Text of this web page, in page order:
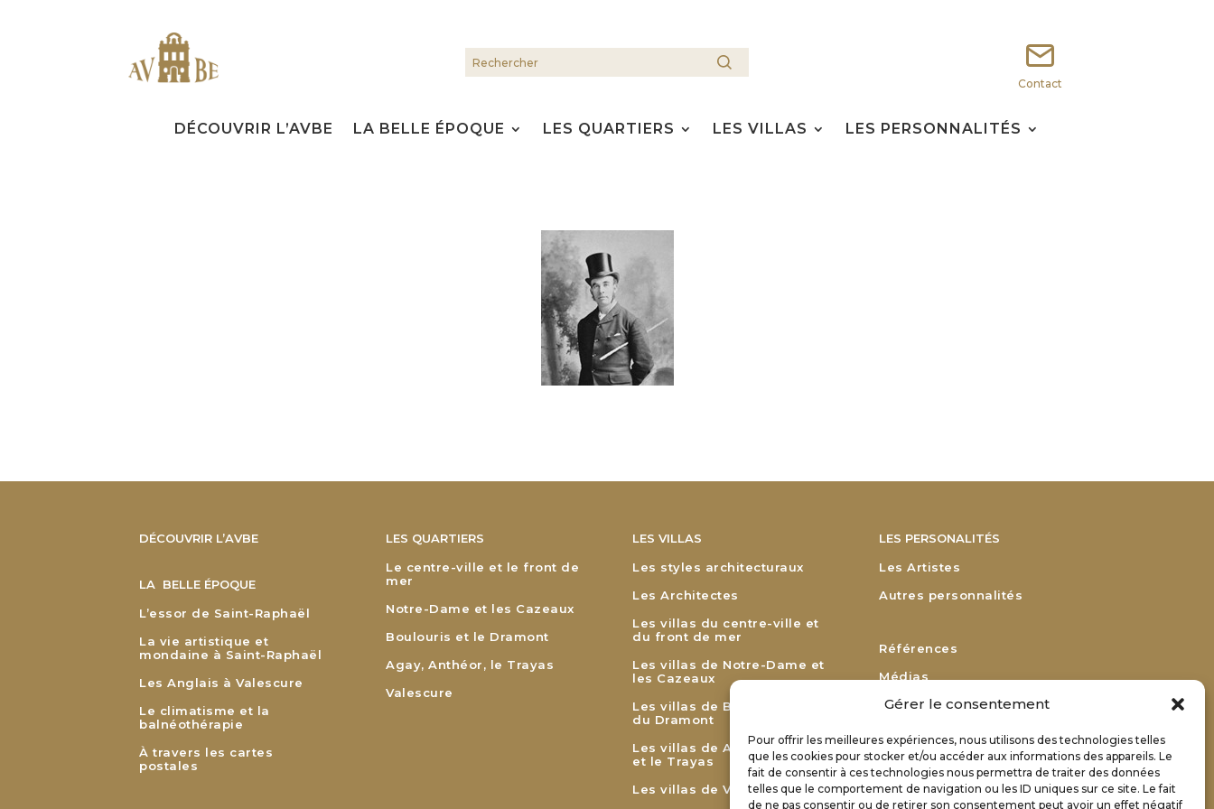
Gérer le consentement
Pour offrir les meilleures expériences, nous utilisons des technologies telles
que les cookies pour stocker et/ou accéder aux informations des appareils. Le
fait de consentir à ces technologies nous permettra de traiter des données
telles que le comportement de navigation ou les ID uniques sur ce site. Le fait
de ne pas consentir ou de retirer son consentement peut avoir un effet négatif
Contact
DÉCOUVRIR L’AVBE LA BELLE ÉPOQUE LES QUARTIERS LES VILLAS LES PERSONNALITÉS
DÉCOUVRIR L’AVBE
LA BELLE ÉPOQUE
L’essor de Saint-Raphaël
La vie artistique et
mondaine à Saint-Raphaël
Les Anglais à Valescure
Le climatisme et la
balnéothérapie
À travers les cartes
postales
LES QUARTIERS
Le centre-ville et le front de
mer
Notre-Dame et les Cazeaux
Boulouris et le Dramont
Agay, Anthéor, le Trayas
Valescure
LES VILLAS
Les styles architecturaux
Les Architectes
Les villas du centre-ville et
du front de mer
Les villas de Notre-Dame et
les Cazeaux
Les villas de Boulouris et
du Dramont
Les villas de Agay, Anthéor
et le Trayas
Les villas de Valescure
LES PERSONALITÉS
Les Artistes
Autres personnalités
Références
Médias
Remerciements
Bulletin d’adhésion
Bulletin de renouvellement
Contact